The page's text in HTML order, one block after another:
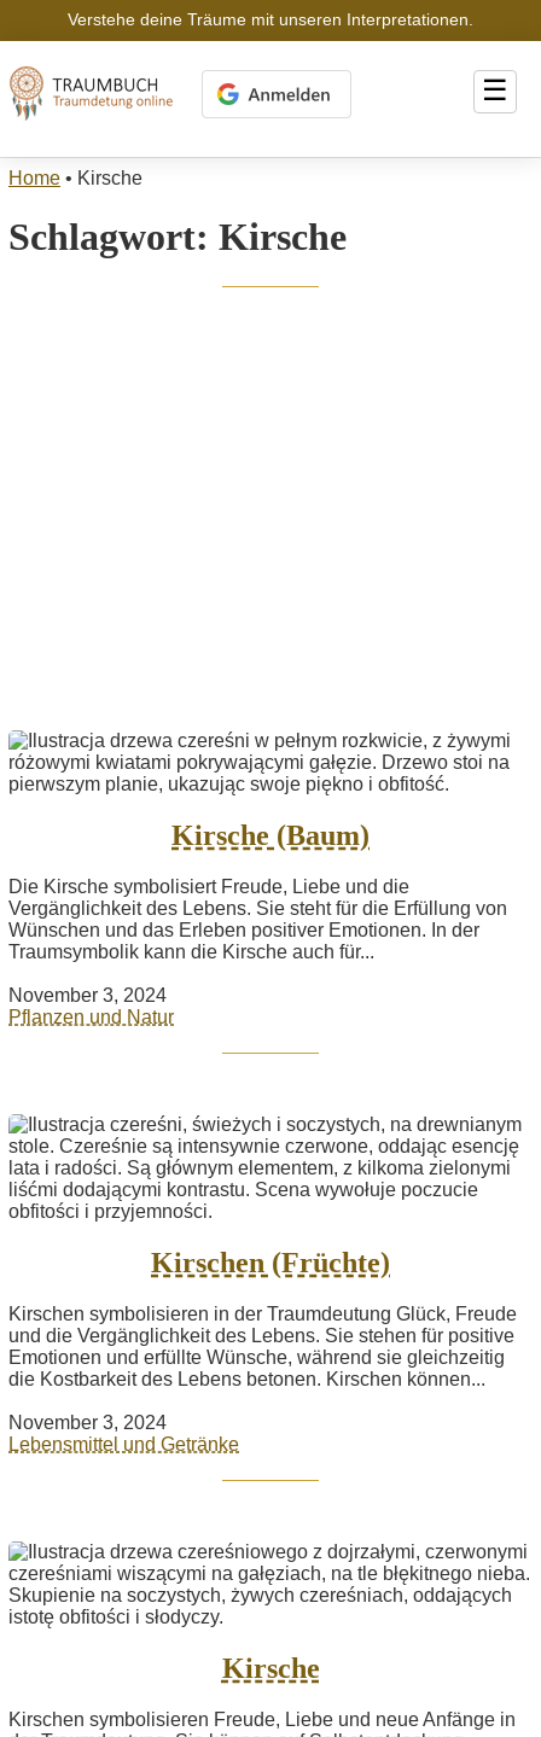
Verstehe deine Träume mit unseren Interpretationen.
☰
Home • Kirsche
Schlagwort: Kirsche
Kirsche (Baum)
Die Kirsche symbolisiert Freude, Liebe und die
Vergänglichkeit des Lebens. Sie steht für die Erfüllung von
Wünschen und das Erleben positiver Emotionen. In der
Traumsymbolik kann die Kirsche auch für...
November 3, 2024
Pflanzen und Natur
Kirschen (Früchte)
Kirschen symbolisieren in der Traumdeutung Glück, Freude
und die Vergänglichkeit des Lebens. Sie stehen für positive
Emotionen und erfüllte Wünsche, während sie gleichzeitig
die Kostbarkeit des Lebens betonen. Kirschen können...
November 3, 2024
Lebensmittel und Getränke
Kirsche
Kirschen symbolisieren Freude, Liebe und neue Anfänge in